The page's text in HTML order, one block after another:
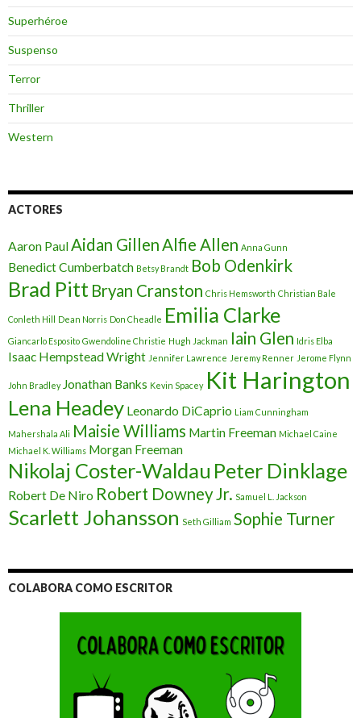
Superhéroe
Suspenso
Terror
Thriller
Western
ACTORES
Aaron PaulAidan GillenAlfie Allen Anna Gunn
Benedict Cumberbatch Betsy Brandt Bob Odenkirk
Brad Pitt Bryan Cranston Chris Hemsworth Christian Bale
Conleth Hill Dean Norris Don Cheadle Emilia Clarke
Giancarlo Esposito Gwendoline Christie Hugh Jackman Iain Glen Idris Elba
Isaac Hempstead Wright Jennifer Lawrence Jeremy Renner Jerome Flynn
John Bradley Jonathan Banks Kevin Spacey Kit Harington
Lena Headey Leonardo DiCaprio Liam Cunningham
Mahershala Ali Maisie Williams Martin Freeman Michael Caine
Michael K. Williams Morgan Freeman
Nikolaj Coster-Waldau Peter Dinklage
Robert De Niro Robert Downey Jr. Samuel L. Jackson
Scarlett Johansson Seth Gilliam Sophie Turner
COLABORA COMO ESCRITOR